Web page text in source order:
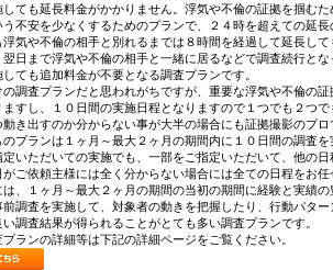
ても延長料金がかかりません。浮気や不倫の証拠を掴む
う不安を少なくするためのプランで、２４時を超えての延
気や不倫の相手と別れるまでは８時間を経過して延長し
日まで浮気や不倫の相手と一緒に居るなどで調査続行と
ても追加料金が不要となる調査プランです。
調査プランだと思われがちですが、重要な浮気や不倫の
すし、１０日間の実施日程となりますので１つでも２つ
き出すのか分からない事が大半の場合にも証拠撮影のプ
プランは１ヶ月～最大２ヶ月の期間内に１０日間の調査
いただいての実施でも、一部をご指定いただいて、他の
ご依頼主様には全く分からない場合には全ての日程をお
、１ヶ月～最大２ヶ月の期間の当初の期間に経験と実績
調査を実施して、対象者の動きを把握したり、行動パタ
調査結果が得られることがとても多い調査プランです。
ランの詳細等は下記の詳細ページをご覧ください。